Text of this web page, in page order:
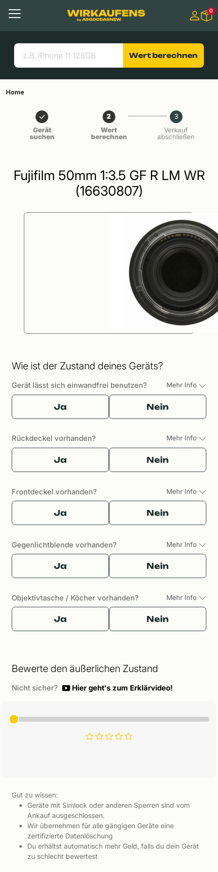
Menü
Suchen
Nützliche Links
0
Wert berechnen
Home
Gerät
suchen
2
Wert
berechnen
3
Verkauf
abschließen
Fujifilm 50mm 1:3.5 GF R LM WR
(16630807)
Wie ist der Zustand deines Geräts?
Gerät lässt sich einwandfrei benutzen? Mehr Info
Ja Nein
Rückdeckel vorhanden? Mehr Info
Ja Nein
Frontdeckel vorhanden? Mehr Info
Ja Nein
Gegenlichtblende vorhanden? Mehr Info
Ja Nein
Objektivtasche / Köcher vorhanden? Mehr Info
Ja Nein
Bewerte den äußerlichen Zustand
Nicht sicher? Hier geht's zum Erklärvideo!
Gut zu wissen:
Geräte mit Simlock oder anderen Sperren sind vom
Ankauf ausgeschlossen.
Wir übernehmen für alle gängigen Geräte eine
zertifizierte Datenlöschung
Du erhältst automatisch mehr Geld, falls du dein Gerät
zu schlecht bewertest